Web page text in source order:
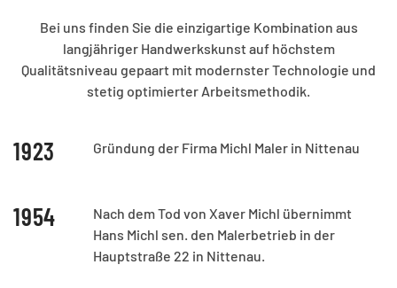
Bei uns finden Sie die einzigartige Kombination aus
langjähriger Handwerkskunst auf höchstem
Qualitätsniveau gepaart mit modernster Technologie und
stetig optimierter Arbeitsmethodik.
1923 Gründung der Firma Michl Maler in Nittenau
1954
Nach dem Tod von Xaver Michl übernimmt
Hans Michl sen. den Malerbetrieb in der
Hauptstraße 22 in Nittenau.